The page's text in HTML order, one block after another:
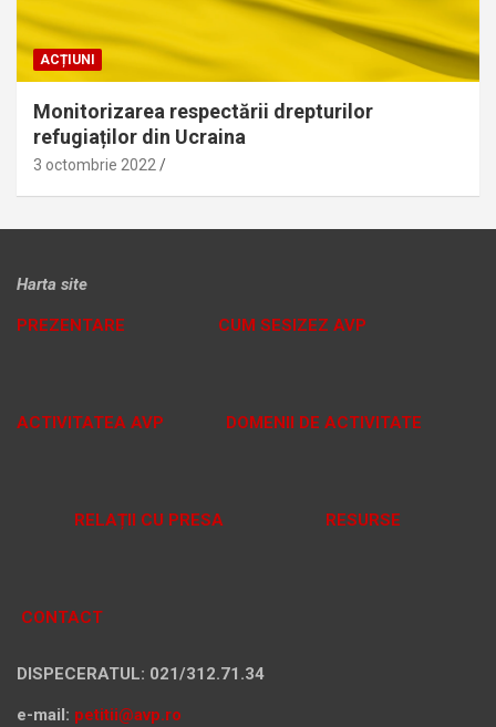
ACȚIUNI
Monitorizarea respectării drepturilor
refugiaților din Ucraina
3 octombrie 2022
Harta site
PREZENTARE CUM SESIZEZ AVP
ACTIVITATEA AVP DOMENII DE ACTIVITATE
RELAȚII CU PRESA RESURSE
CONTACT
DISPECERATUL: 021/312.71.34
e-mail: petitii@avp.ro